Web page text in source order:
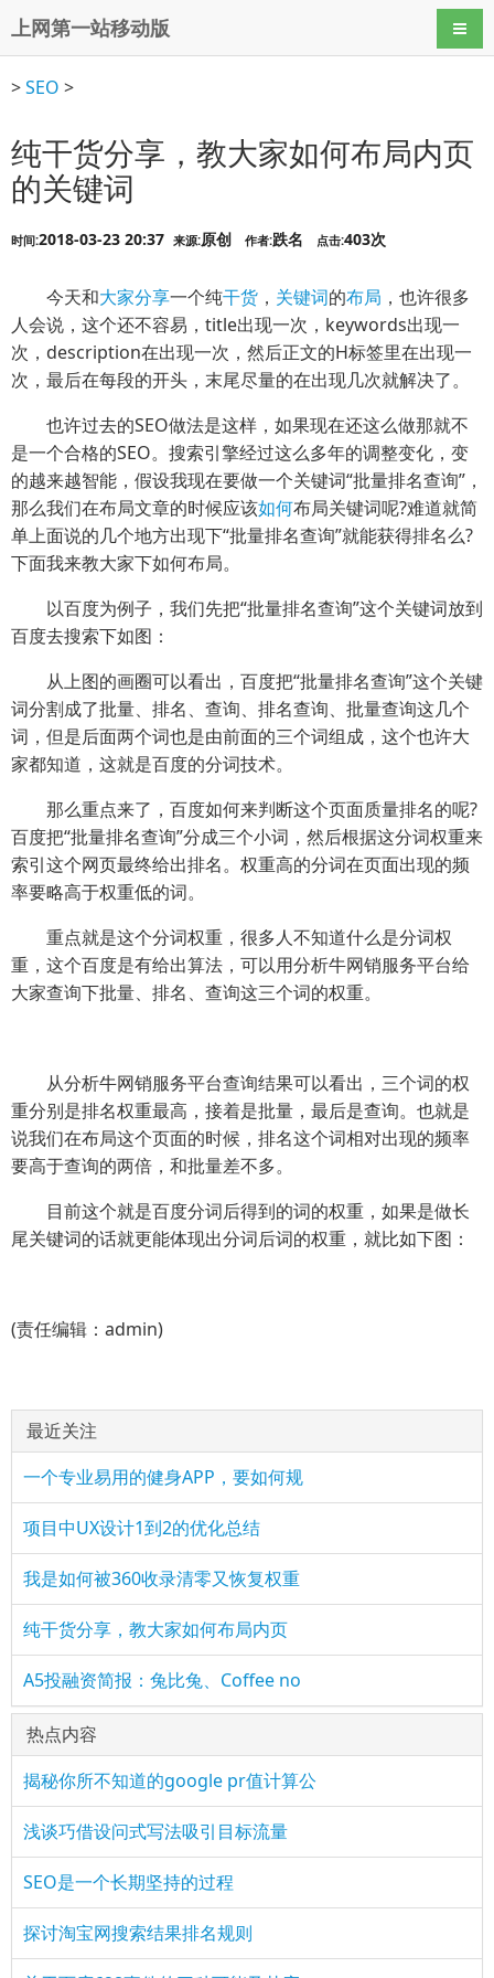
上网第一站移动版 导航
>SEO >
纯干货分享，教大家如何布局内页
的关键词
时间:2018-03-23 20:37 来源:原创 作者:跌名 点击:403次
今天和大家分享一个纯干货 ， 关键词的布局 ，也许很多
人会说，这个还不容易，title出现一次，keywords出现一
次，description在出现一次，然后正文的H标签里在出现一
次，最后在每段的开头，末尾尽量的在出现几次就解决了。
也许过去的SEO做法是这样，如果现在还这么做那就不
是一个合格的SEO。搜索引擎经过这么多年的调整变化，变
的越来越智能，假设我现在要做一个关键词“批量排名查询”，
那么我们在布局文章的时候应该如何布局关键词呢?难道就简
单上面说的几个地方出现下“批量排名查询”就能获得排名么?
下面我来教大家下如何布局。
以百度为例子，我们先把“批量排名查询”这个关键词放到
百度去搜索下如图：
从上图的画圈可以看出，百度把“批量排名查询”这个关键
词分割成了批量、排名、查询、排名查询、批量查询这几个
词，但是后面两个词也是由前面的三个词组成，这个也许大
家都知道，这就是百度的分词技术。
那么重点来了，百度如何来判断这个页面质量排名的呢?
百度把“批量排名查询”分成三个小词，然后根据这分词权重来
索引这个网页最终给出排名。权重高的分词在页面出现的频
率要略高于权重低的词。
重点就是这个分词权重，很多人不知道什么是分词权
重，这个百度是有给出算法，可以用分析牛网销服务平台给
大家查询下批量、排名、查询这三个词的权重。
从分析牛网销服务平台查询结果可以看出，三个词的权
重分别是排名权重最高，接着是批量，最后是查询。也就是
说我们在布局这个页面的时候，排名这个词相对出现的频率
要高于查询的两倍，和批量差不多。
目前这个就是百度分词后得到的词的权重，如果是做长
尾关键词的话就更能体现出分词后词的权重，就比如下图：
(责任编辑：admin)
最近关注
一个专业易用的健身APP，要如何规
项目中UX设计1到2的优化总结
我是如何被360收录清零又恢复权重
纯干货分享，教大家如何布局内页
A5投融资简报：兔比兔、Coffee no
热点内容
揭秘你所不知道的google pr值计算公
浅谈巧借设问式写法吸引目标流量
SEO是一个长期坚持的过程
探讨淘宝网搜索结果排名规则